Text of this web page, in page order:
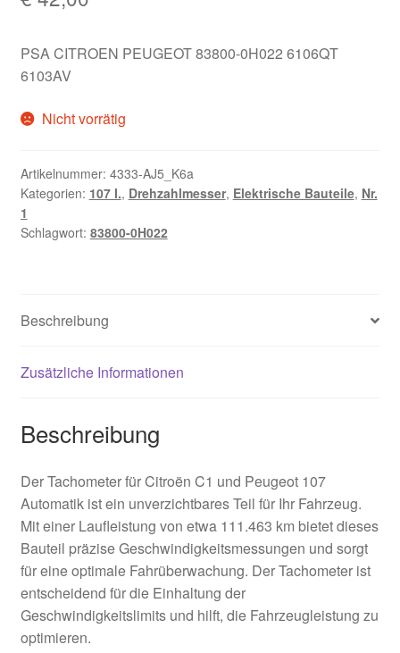
PSA CITROEN PEUGEOT 83800-0H022 6106QT
6103AV
Nicht vorrätig
Artikelnummer: 4333-AJ5_K6a
Kategorien: 107 I., Drehzahlmesser, Elektrische Bauteile, Nr.
1
Schlagwort: 83800-0H022
Beschreibung
Zusätzliche Informationen
Beschreibung
Der Tachometer für Citroën C1 und Peugeot 107
Automatik ist ein unverzichtbares Teil für Ihr Fahrzeug.
Mit einer Laufleistung von etwa 111.463 km bietet dieses
Bauteil präzise Geschwindigkeitsmessungen und sorgt
für eine optimale Fahrüberwachung. Der Tachometer ist
entscheidend für die Einhaltung der
Geschwindigkeitslimits und hilft, die Fahrzeugleistung zu
optimieren.